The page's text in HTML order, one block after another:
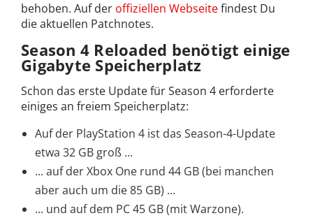
behoben. Auf der offiziellen Webseitefindest Du
die aktuellen Patchnotes.
Season 4 Reloaded benötigt einige
Gigabyte Speicherplatz
Schon das erste Update für Season 4 erforderte
einiges an freiem Speicherplatz:
Auf der PlayStation 4 ist das Season-4-Update
etwa 32 GB groß ...
... auf der Xbox One rund 44 GB (bei manchen
aber auch um die 85 GB) ...
... und auf dem PC 45 GB (mit Warzone).